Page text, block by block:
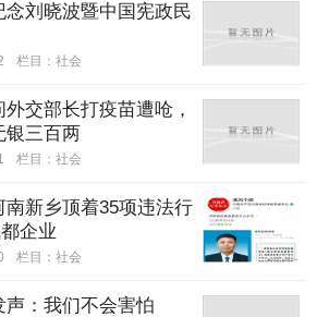
刘晓波暨中国宪政民
栏目： 社会
交部长打疫苗遭呛，
银三百两
栏目： 社会
新乡顶着35项违法行
企业
栏目： 社会
：我们不会害怕